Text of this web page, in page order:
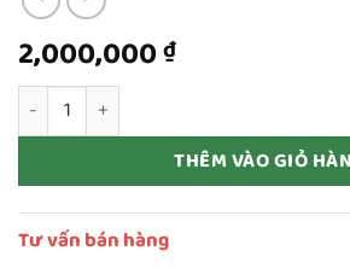
2,000,000₫
thanh lý 2 tủ giám đốc 4 cánh tủ cao 2m
THÊM VÀO GIỎ
Tư vấn bán hàng